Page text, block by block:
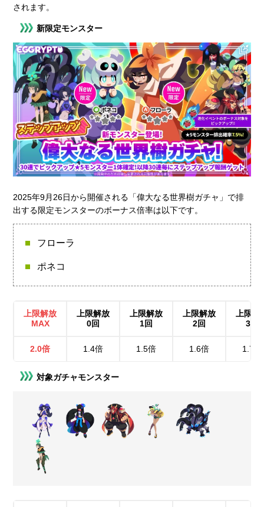
されます。
新限定モンスター
2025年9月26日から開催される「偉大なる世界樹ガチャ」で排
出する限定モンスターのボーナス倍率は以下です。
フローラ
ポネコ
上限解放
MAX
上限解放
0回
上限解放
1回
上限解放
2回
上限解
3回
2.0倍 1.4倍 1.5倍 1.6倍 1.7倍
対象ガチャモンスター